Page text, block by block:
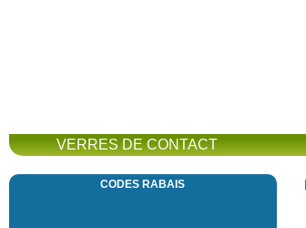
VERRES DE CONTACT
CODES RABAIS